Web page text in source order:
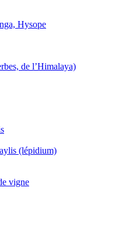
Hysope
de l’Himalaya)
(lépidium)
vigne